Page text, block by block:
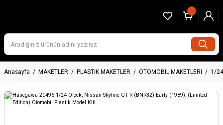
Anasayfa MAKETLER PLASTİK MAKETLER OTOMOBİL MAKETLERİ 1/